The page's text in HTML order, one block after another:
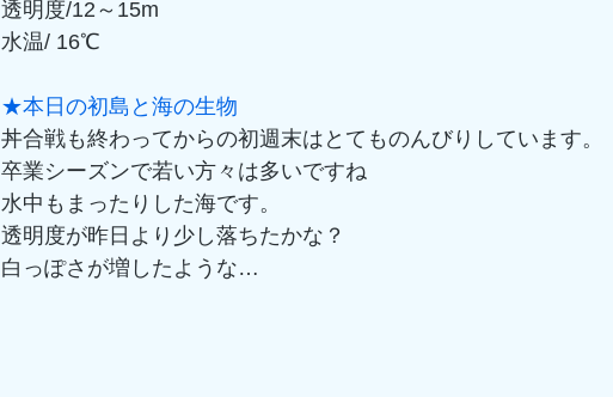
透明度/12～15m
水温/ 16℃
★本日の初島と海の生物
丼合戦も終わってからの初週末はとてものんびりしています。
卒業シーズンで若い方々は多いですね
水中もまったりした海です。
透明度が昨日より少し落ちたかな？
白っぽさが増したような…